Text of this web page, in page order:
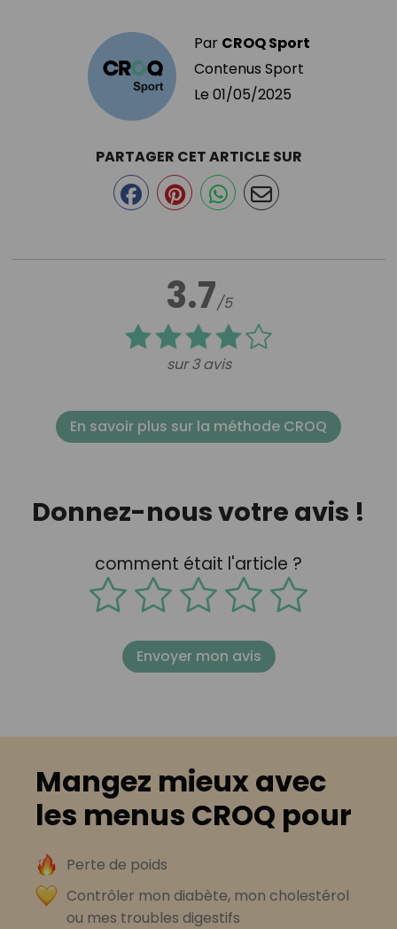
Par CROQ Sport
Contenus Sport
Le 01/05/2025
3.7/5
sur 3 avis
PARTAGER CET ARTICLE SUR
En savoir plus sur la méthode CROQ
Donnez-nous votre avis !
comment était l'article ?
Envoyer mon avis
Mangez mieux avec
les menus CROQ pour
Perte de poids
Contrôler mon diabète, mon cholestérol
ou mes troubles digestifs